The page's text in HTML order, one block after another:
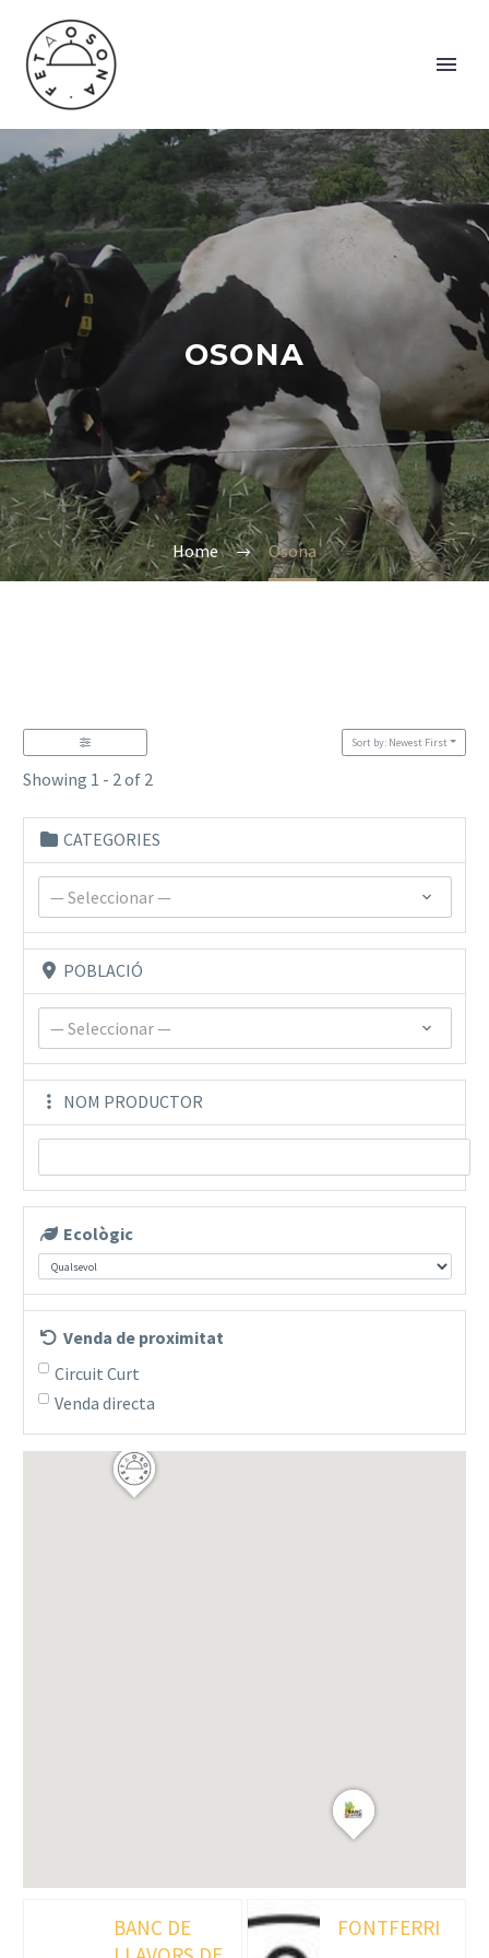
OSONA
Home Osona
Showing 1 - 2 of 2
Sort by: Newest First
CATEGORIES
— Seleccionar —
POBLACIÓ
— Seleccionar —
NOM PRODUCTOR
Ecològic
Venda de proximitat
Circuit Curt
Venda directa
BANC DE
FONTFERRI